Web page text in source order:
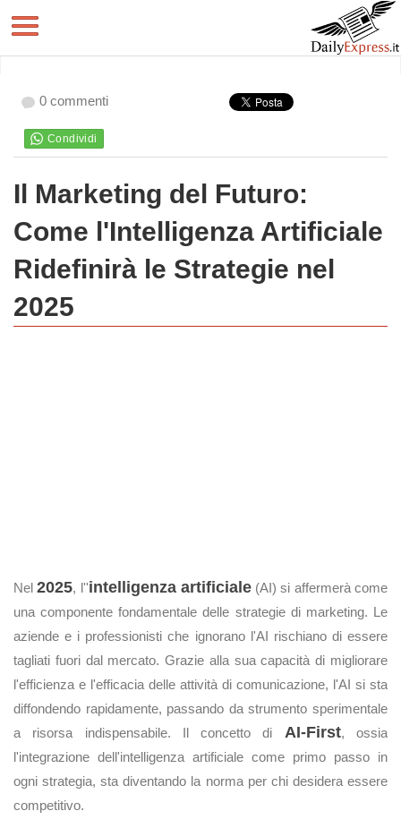
0 commenti
Il Marketing del Futuro:
Come l'Intelligenza Artificiale
Ridefinirà le Strategie nel
2025
Nel2025, l''intelligenza artificiale(AI) si affermerà come
una componente fondamentale delle strategie di marketing. Le
aziende e i professionisti che ignorano l'AI rischiano di essere
tagliati fuori dal mercato. Grazie alla sua capacità di migliorare
l'efficienza e l'efficacia delle attività di comunicazione, l'AI si sta
diffondendo rapidamente, passando da strumento sperimentale
a risorsa indispensabile. Il concetto di AI-First, ossia
l'integrazione dell'intelligenza artificiale come primo passo in
ogni strategia, sta diventando la norma per chi desidera essere
competitivo.